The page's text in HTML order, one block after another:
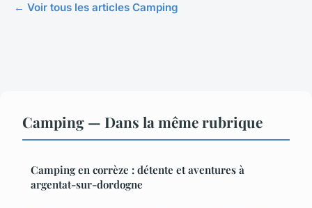
← Voir tous les articles Camping
Camping — Dans la même rubrique
Camping en corrèze : détente et aventures à
argentat-sur-dordogne